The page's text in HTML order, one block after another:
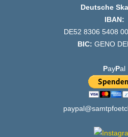
Deutsche
IBAN:
DE52 8306 5408
BIC: GENO
PayPal